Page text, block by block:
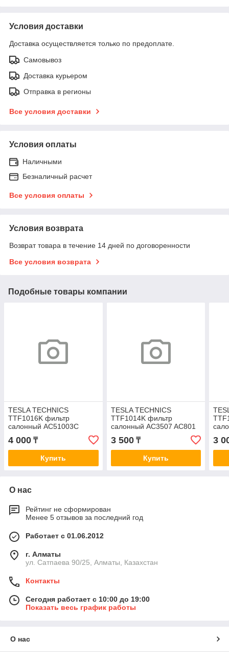
Условия доставки
Доставка осуществляется только по предоплате.
Самовывоз
Доставка курьером
Отправка в регионы
Все условия доставки
Условия оплаты
Наличными
Безналичный расчет
Все условия оплаты
Условия возврата
Возврат товара в течение 14 дней по договоренности
Все условия возврата
Подобные товары компании
TESLA TECHNICS
TTF1016K фильтр
салонный AC51003C
4 000 ₸
Купить
TESLA TECHNICS
TTF1014K фильтр
салонный AC3507 AC801
3 500₸
Купить
3
О нас
Рейтинг не сформирован
Менее 5 отзывов за последний год
Работает с 01.06.2012
г. Алматы
ул. Сатпаева 90/25, Алматы, Казахстан
Контакты
Сегодня работает с 10:00 до 19:00
Показать весь график работы
О нас